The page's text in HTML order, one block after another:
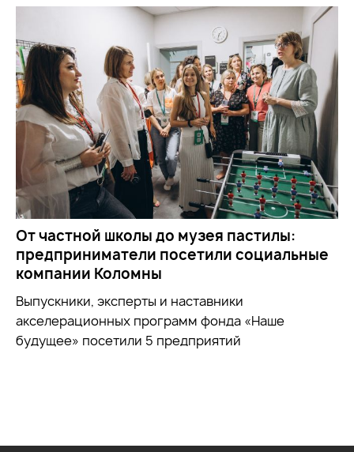
От частной школы до музея пастилы:
предприниматели посетили социальные
компании Коломны
Выпускники, эксперты и наставники
акселерационных программ фонда «Наше
будущее» посетили 5 предприятий